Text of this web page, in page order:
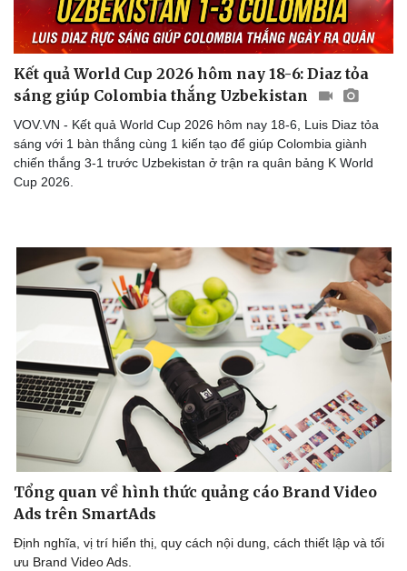
Doanh nghiệp
Doanh nghiệp 24h
Doanh nhân
Vì cộng đồng
Công nghệ
Tin Công nghệ
Trải nghiệm
Chuyển đổi số
Kết quả World Cup 2026 hôm nay 18-6: Diaz tỏa
sáng giúp Colombia thắng Uzbekistan
VOV.VN - Kết quả World Cup 2026 hôm nay 18-6, Luis Diaz tỏa
sáng với 1 bàn thắng cùng 1 kiến tạo để giúp Colombia giành
chiến thắng 3-1 trước Uzbekistan ở trận ra quân bảng K World
Cup 2026.
Tổng quan về hình thức quảng cáo Brand Video
Ads trên SmartAds
Định nghĩa, vị trí hiển thị, quy cách nội dung, cách thiết lập và tối
ưu Brand Video Ads.